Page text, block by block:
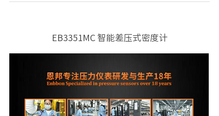
EB3351MC 智能差压式密度计